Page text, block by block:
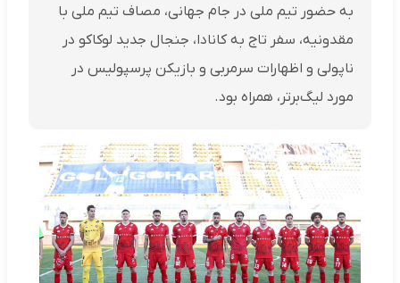
به حضور تیم ملی در جام جهانی، مصاف تیم ملی با
مقدونیه، سفر تاج به کانادا، جنجال جدید لوکاکو در
ناپولی و اظهارات سرمربی و بازیکن پرسپولیس در
مورد لیگ‌برتر، همراه بود.